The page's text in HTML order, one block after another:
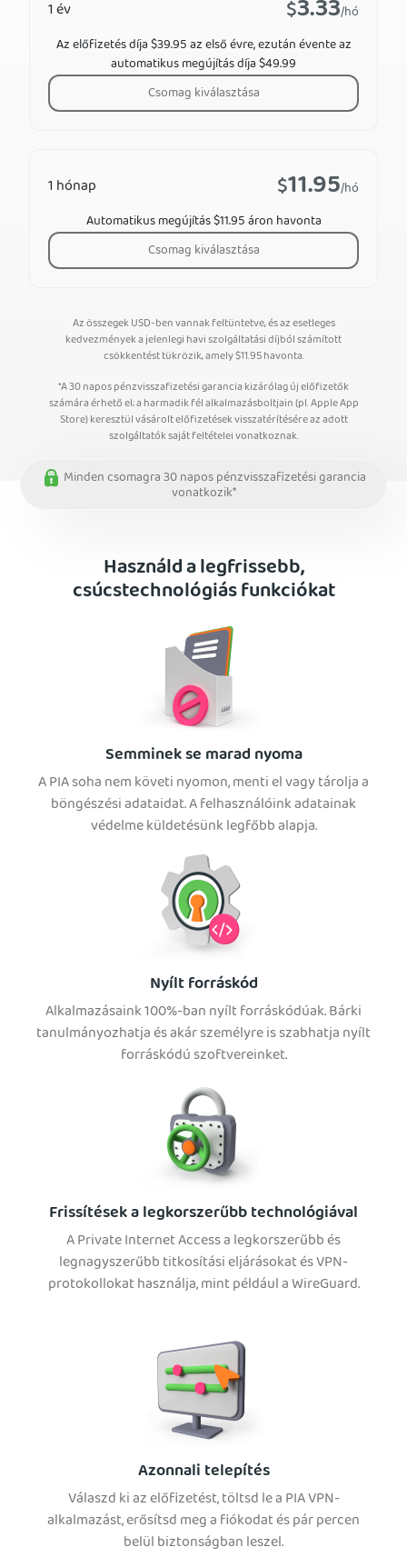
1 hónap $11.95/hó
Automatikus megújítás $11.95 áron havonta
Csomag kiválasztása
1 év $3.33/hó
Az előfizetés díja $39.95 az első évre, ezután évente az
automatikus megújítás díja $49.99
Csomag kiválasztása
Az összegek USD-ben vannak feltüntetve, és az esetleges
kedvezmények a jelenlegi havi szolgáltatási díjból számított
csökkentést tükrözik, amely$11.95havonta.
*A 30 napos pénzvisszafizetési garancia kizárólag új előfizetők
számára érhető el; a harmadik fél alkalmazásboltjain (pl. Apple App
Store) keresztül vásárolt előfizetések visszatérítésére az adott
szolgáltatók saját feltételei vonatkoznak.
Minden csomagra 30 napos pénzvisszafizetési garancia
vonatkozik*
Használd a legfrissebb,
csúcstechnológiás funkciókat
Semminek se marad nyoma
A PIA soha nem követi nyomon, menti el vagy tárolja a
böngészési adataidat. A felhasználóink adatainak
védelme küldetésünk legfőbb alapja.
Nyílt forráskód
Alkalmazásaink 100%-ban nyílt forráskódúak. Bárki
tanulmányozhatja és akár személyre is szabhatja nyílt
forráskódú szoftvereinket.
Frissítések a legkorszerűbb technológiával
A Private Internet Access a legkorszerűbb és
legnagyszerűbb titkosítási eljárásokat és VPN-
protokollokat használja, mint például a WireGuard.
Azonnali telepítés
Válaszd ki az előfizetést, töltsd le a PIA VPN-
alkalmazást, erősítsd meg a fiókodat és pár percen
belül biztonságban leszel.